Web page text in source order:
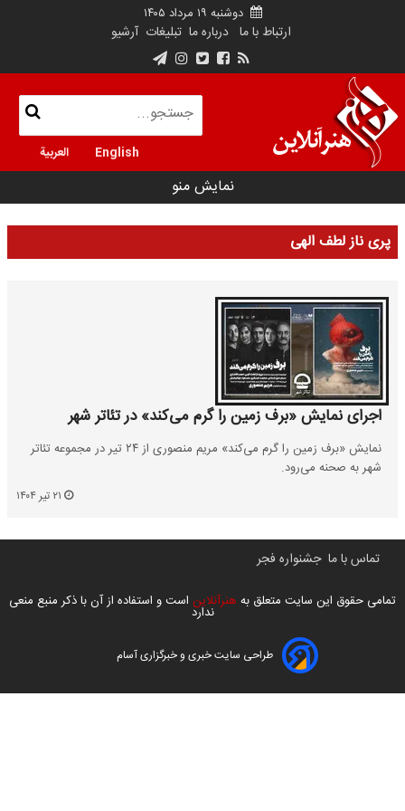
دوشنبه ۱۹ مرداد ۱۴۰۵
ارتباط با ما درباره ما تبلیغات آرشیو
English العربية
نمایش منو
پری ناز لطف الهی
اجرای نمایش «برف زمین را گرم می‌کند» در تئاتر شهر
نمایش «برف زمین را گرم می‌کند» مریم منصوری از ۲۴ تیر در مجموعه تئاتر
شهر به صحنه می‌رود.
تماس با ما جشنواره فجر
تمامی حقوق این سایت متعلق به هنرآنلاین است و استفاده از آن با ذکر منبع منعی
ندارد
طراحی سایت خبری و خبرگزاری آسام